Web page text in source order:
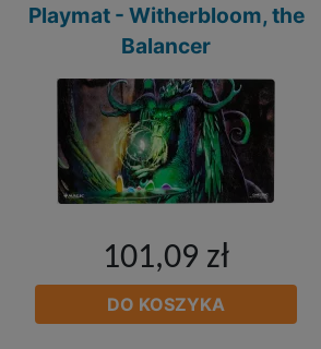
Playmat - Witherbloom, the
Balancer
101,09 zł
DO KOSZYKA